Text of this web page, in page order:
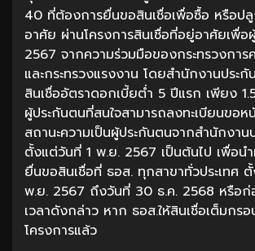
40 ที่ต้องการยื่นขอสินเชื่อเพื่อซื้อ หรือป
อาศัย ผ่านโครงการสินเชื่อที่อยู่อาศัยเพื่
2567 จากความร่วมมือของกระทรวงกา
และกระทรวงแรงงาน โดยสำนักงานประ
สินเชื่ออัตราดอกเบี้ยต่ำ 5 ปีแรก เพียง
ผู้ประกันตนที่สนใจสามารถลงทะเบียนขอ
สถานะความเป็นผู้ประกันตนจากสำนักงา
ตั้งแต่วันที่ 1 พ.ย. 2567 เป็นต้นไป เพื่อน
ยื่นขอสินเชื่อที่ ธอส. ทุกสาขาทั่วประเทศ
พ.ย. 2567 ถึงวันที่ 30 ธ.ค. 2568 หรือก่
เวลาดังกล่าว หาก ธอส.ให้สินเชื่อเต็มกรอ
โครงการแล้ว